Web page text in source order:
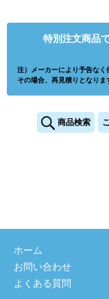
特別注文商品
注）メーカーにより予告なく
その場合、再見積りとなりま
商品検索
ホーム
お問い合わせ
よくある質問